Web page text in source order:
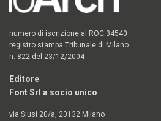
numero di iscrizione al ROC 34540
registro stampa Tribunale di Milano
n. 822 del 23/12/2004
Editore
Font Srl a socio unico
via Siusi 20/a, 20132 Milano